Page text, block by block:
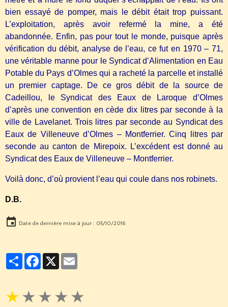
bien essayé de pomper, mais le débit était trop puissant.
L’exploitation, après avoir refermé la mine, a été
abandonnée. Enfin, pas pour tout le monde, puisque après
vérification du débit, analyse de l’eau, ce fut en 1970 – 71,
une véritable manne pour le Syndicat d’Alimentation en Eau
Potable du Pays d’Olmes qui a racheté la parcelle et installé
un premier captage. De ce gros débit de la source de
Cadeillou, le Syndicat des Eaux de Laroque d’Olmes
d’après une convention en cède dix litres par seconde à la
ville de Lavelanet. Trois litres par seconde au Syndicat des
Eaux de Villeneuve d’Olmes – Montferrier. Cinq litres par
seconde au canton de Mirepoix. L’excédent est donné au
Syndicat des Eaux de Villeneuve – Montferrier.
Voilà donc, d’où provient l’eau qui coule dans nos robinets.
D.B.
Date de dernière mise à jour : 05/10/2016
PartagerFacebook
X
★ ★ ★ ★ ★